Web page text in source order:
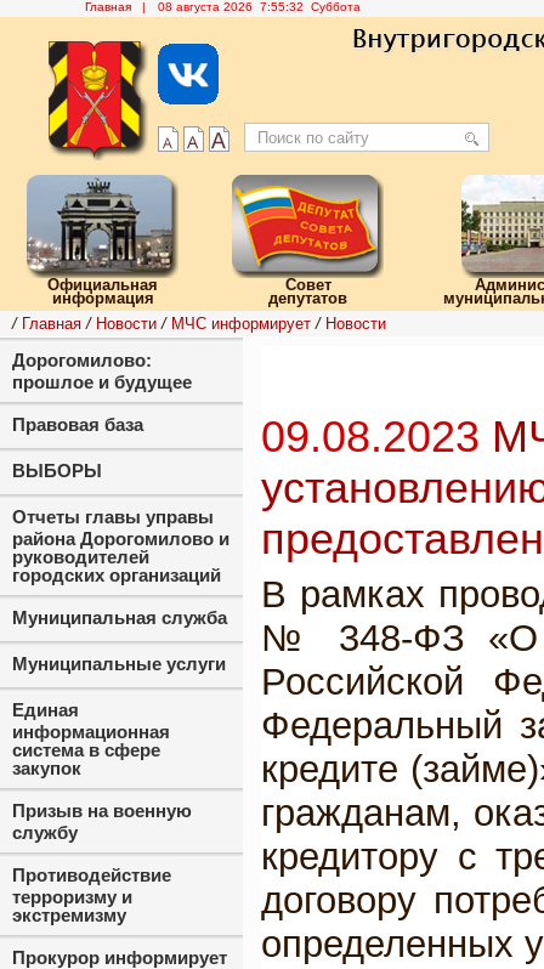
Главная | 08 августа 2026 7:55:33 Суббота
Официальная
информация
Совет
депутатов
/ Главная / Новости / МЧС информирует / Новости
09.08.2023
В рамках
№ 348-ФЗ «О
Российской
Федеральный
кредите
гражданам,
кредитору с
договору
определенных
Дорогомилово:
прошлое и будущее
Правовая база
ВЫБОРЫ
Отчеты главы управы
района Дорогомилово и
руководителей
городских организаций
Муниципальная служба
Муниципальные услуги
Единая
информационная
система в сфере
закупок
Призыв на военную
службу
Противодействие
терроризму и
экстремизму
Прокурор информирует